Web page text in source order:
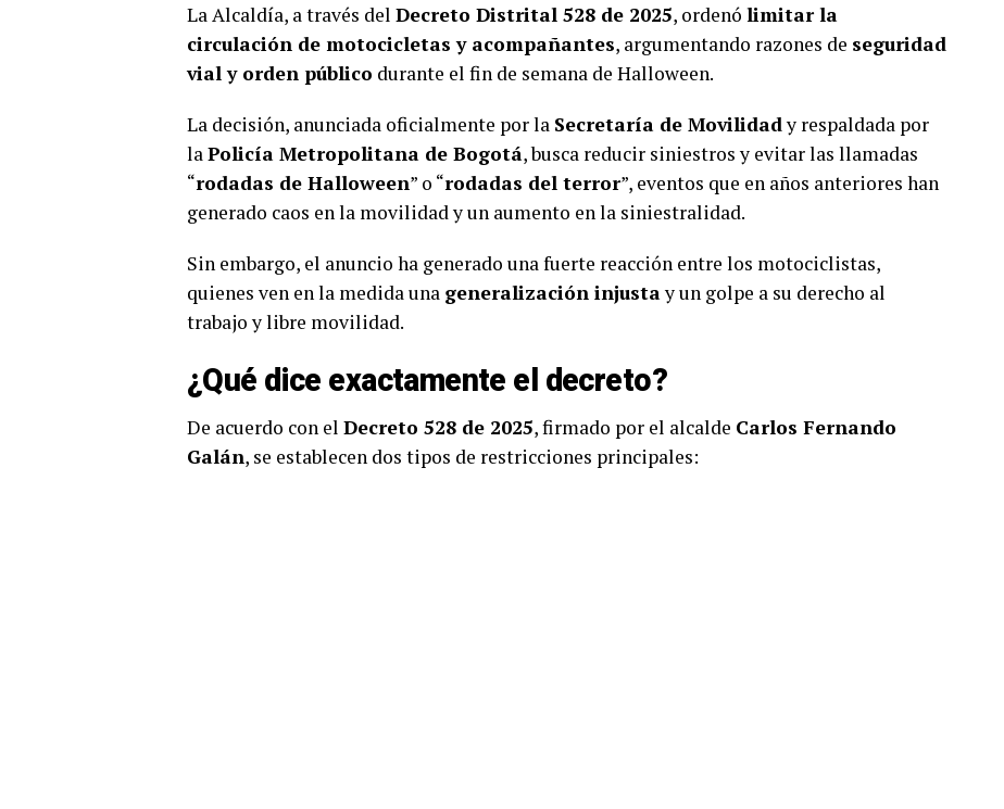
La Alcaldía, a través del Decreto Distrital 528 de 2025, ordenó limitar la
circulación de motocicletas y acompañantes, argumentando razones de seguridad
vial y orden público durante el fin de semana de Halloween.
La decisión, anunciada oficialmente por la Secretaría de Movilidady respaldada por
laPolicía Metropolitana de Bogotá, busca reducir siniestros y evitar las llamadas
“rodadas de Halloween” o “rodadas del terror”, eventos que en años anteriores han
generado caos en la movilidad y un aumento en la siniestralidad.
Sin embargo, el anuncio ha generado una fuerte reacción entre los motociclistas,
quienes ven en la medida una generalización injustay un golpe a su derecho al
trabajo y libre movilidad.
¿Qué dice exactamente el decreto?
De acuerdo con el Decreto 528 de 2025, firmado por el alcalde Carlos Fernando
Galán, se establecen dos tipos de restricciones principales: